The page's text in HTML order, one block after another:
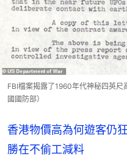
FBI檔案揭露了1960年代神秘四英
國國防部）
香港物價高為何遊客仍
勝在不偷工減料